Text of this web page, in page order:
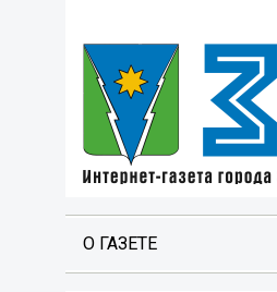
О ГАЗЕТЕ